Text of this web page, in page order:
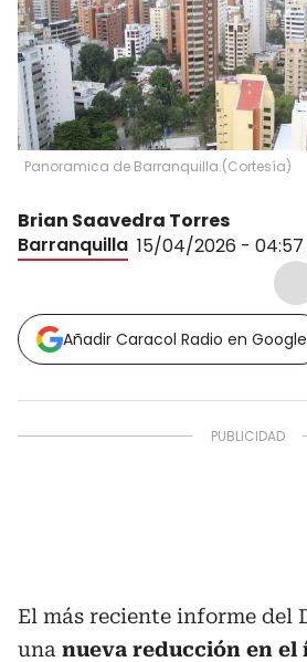
Panoramica de Barranquilla.(Cortesía)
Brian Saavedra Torres
Barranquilla 15/04/2026 - 04:57
Añadir Caracol Radio en Google
El más reciente informe del
una nueva reducción en el